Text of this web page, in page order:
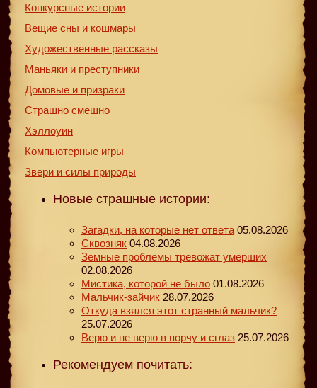
Конкурсные истории
Вещие сны и кошмары
Художественные рассказы
Маньяки и преступники
Домовые и призраки
Страшно смешно
Хэллоуин
Компьютерные игры
Звери и силы природы
Новые страшные истории:
Загадки, на которые нет ответа 05.08.2026
Сквозняк 04.08.2026
Земные проблемы тревожат умерших
02.08.2026
Мистика, которой не было 01.08.2026
Мальчик-зайчик 28.07.2026
Откуда взялся этот странный мальчик?
25.07.2026
Верю и не верю в порчу и сглаз 25.07.2026
Рекомендуем почитать: